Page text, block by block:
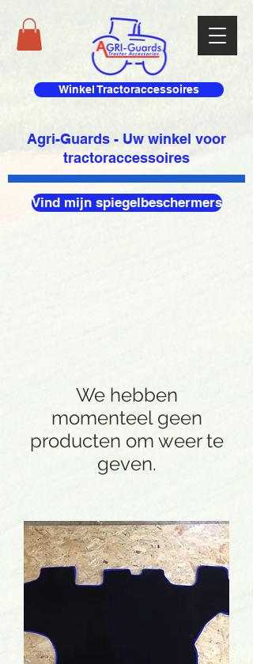
Winkel Tractoraccessoires
Agri-Guards - Uw winkel voor
tractoraccessoires
Vind mijn spiegelbeschermers
We hebben
momenteel geen
producten om weer te
geven.